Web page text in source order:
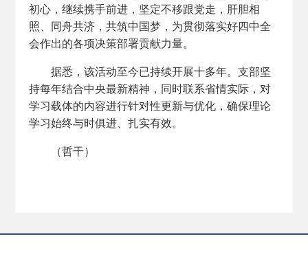
初心，继续携手前进，坚定不移跟党走，肝胆相
照、同舟共济，共筑中国梦，为贯彻落实好四中全
会作出的各项决策部署贡献力量。
据悉，该活动至今已持续开展十多年。支部坚
持每年结合中央最新精神，同时联系省情实际，对
学习载体的内容进行针对性更新与优化，确保理论
学习始终与时俱进、扎实有效。
（哲干）